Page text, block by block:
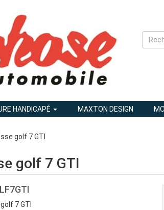
HANDICAPÉ MAXTON DESIGN
golf 7 GTI
golf 7 GTI
7 GTI